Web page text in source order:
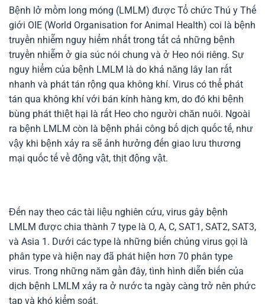
Bệnh lở mồm long móng (LMLM) được Tổ chức Thú y Thế
giới OIE (World Organisation for Animal Health) coi là bệnh
truyền nhiễm nguy hiểm nhất trong tất cả những bệnh
truyền nhiễm ở gia súc nói chung và ở Heo nói riêng. Sự
nguy hiểm của bệnh LMLM là do khả năng lây lan rất
nhanh và phát tán rộng qua không khí. Virus có thể phát
tán qua không khí với bán kính hàng km, do đó khi bệnh
bùng phát thiệt hại là rất Heo cho người chăn nuôi. Ngoài
ra bệnh LMLM còn là bệnh phải công bố dịch quốc tế, như
vậy khi bệnh xảy ra sẽ ảnh hưởng đến giao lưu thương
mại quốc tế về động vật, thịt động vật.
Đến nay theo các tài liệu nghiên cứu, virus gây bệnh
LMLM được chia thành 7 type là O, A, C, SAT1, SAT2, SAT3,
và Asia 1. Dưới các type là những biến chủng virus gọi là
phân type và hiện nay đã phát hiện hơn 70 phân type
virus. Trong những năm gần đây, tình hình diễn biến của
dịch bệnh LMLM xảy ra ở nước ta ngày càng trở nên phức
tạp và khó kiểm soát.